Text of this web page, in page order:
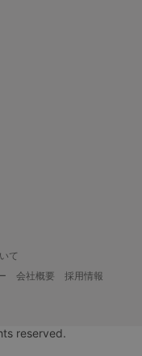
て
会社概要
採用情報
reserved.